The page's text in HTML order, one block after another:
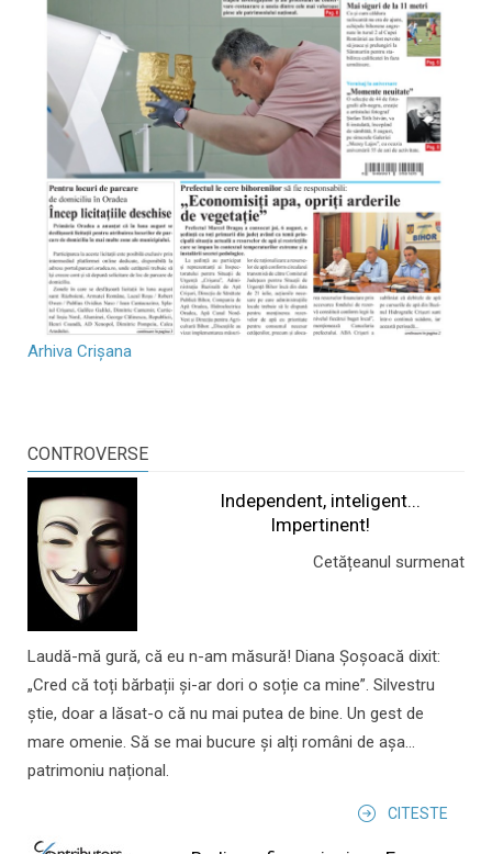
Arhiva Crișana
CONTROVERSE
Independent, inteligent...
Impertinent!
Cetățeanul surmenat
Laudă-mă gură, că eu n-am măsură! Diana Șoșoacă dixit:
„Cred că toți bărbații și-ar dori o soție ca mine”. Silvestru
știe, doar a lăsat-o că nu mai putea de bine. Un gest de
mare omenie. Să se mai bucure și alți români de așa...
patrimoniu național.
CITESTE